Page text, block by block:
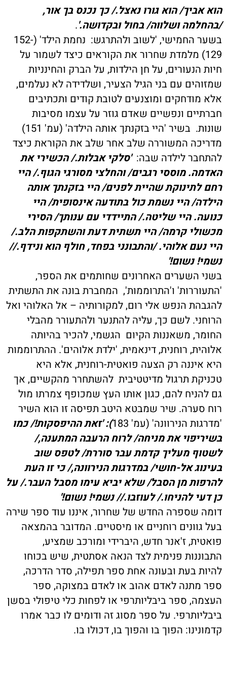
הוא אביך/ הוא גורו נאצל./ כך נכנס בך אור,
/בהחלמה ושלווה/ בחול ובקדושה.'.
בשער החמישי, 'לשוב ולהתרגש: נחמת הילד' (152-
129) מלמדת שחרור את הקוראים כיצד לשמור על
חיות הנעורים, על חן הילדות, על הברק והחינניות
שמזוהים עם בני הגיל הצעיר, ושלדידה לא נעלמים,
אלא מודחקים ומוצנעים לטובת קודים ותכתיבים
חברתיים ונפשיים שאדם גוזר על עצמו מסיבות
שונות. בשיר 'היי בזקנתך אותה הילדה' (עמ' 151)
מדריכה המשוררה שלב אחר שלב את הקוראת כיצד
להתחבר לילדה שבה:'סלקי אבלות./ הכשירי את
האדמה. מוססי רגבים/ והחלצי מסורגי הגוף./ היי
רחם לתינוקת שהיית לפנים/ היי בזקנתך אותה
הילדה/ היי נשמת כול בתודעה אינסופית/ היי
כנועה. היי שליטה./ התיידדי עם ענותך/ הסירי
מכשולי קרמה/ היי תשתית דעת והשתקפות הלב./
היי נעם אלוהי. /והתבונני בפחד, חולף הוא ונידף.//
נשמי! נשום!'
בשני השערים האחרונים שחותמים את הספר,
'התעוררות' ו'התרוממות', המחברת בונה את התשתית
להגבהת הנפש אלי רום, למקורותיה – אל האלוהי ואל
הרוחני. לשם כך, עליה להתנער ולהתעורר מהבלי
החומר, משאננות הקיום הגשמי, להכיר בהיותה
אלוהית, רוחנית, דינאמית, 'ילדת אלוהים'. ההתרוממות
היא איננה רק הצעה פואטית-רוחנית, אלא היא
טכניקת תרגול מדיטטיבית להשתחרר מהקשיים, אך
גם להניח להם, כגון אותו העץ שמכופף צמרתו מול
רוח סערה. שיר שמבטא היטב תפיסה זו הוא השיר
'מדרגות הנירוונה' (עמ' 183
): 'זאת ההיפסקות!/ כמו
בשיריפוי את מניחה/ לרוח הרעבה המתענה,/
לשטוף מעליך קדמת עבר סוררת/ לטפס שוב
בעינוג אל-חושי/ במדרגות הנירוונה,/ כי זו העת
להרפות מן הסבל/ שלא יביא עימו מסבל העבר./ על
כן דעי להניחו./ לעוזבו.// נשמי! נשום!'
דומה שספרה החדש של שחרור, איננו עוד ספר שירה
בעל גוונים רוחניים או מיסטיים. המדובר בהמצאה
פואטית, ז'אנר חדש, היברידי ומורכב שמציע,
התבוננות פנימית לצד הנאה אסתטית, שיש בכוחו
להיות בעת ובעונה אחת ספר תפילה, סדר הדרכה,
ספר מתנה לאדם אהוב או לאדם במצוקה, ספר
העצמה, ספר ביבליותרפי או לפחות כלי טיפולי בסשן
ביבליותרפי. על ספר מסוג זה ודומים לו כבר אמרו
קדמונינו: הפוך בו והפוך בו, דכולו בו.